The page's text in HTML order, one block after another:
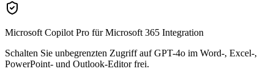
Microsoft Copilot Pro für Microsoft 365 Integration
Schalten Sie unbegrenzten Zugriff auf GPT-4o im Word-, Excel-,
PowerPoint- und Outlook-Editor frei.